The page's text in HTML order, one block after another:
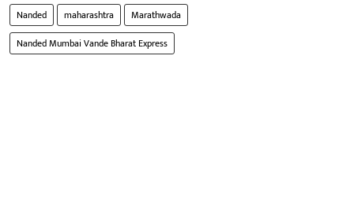
Nanded maharashtra
Marathwada
Nanded Mumbai Vande Bharat Express